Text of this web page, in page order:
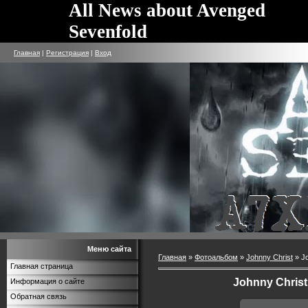
All News about Avenged
Sevenfold
Главная | Регистрация | Вход
Меню сайта
Главная страница
Информация о сайте
Обратная связь
Главная » Фотоальбом » Johnny Christ »
Johnny